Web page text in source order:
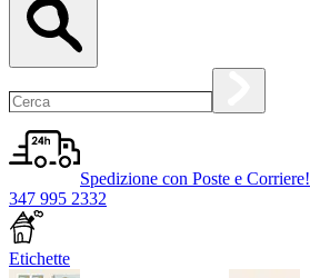
Spedizione con Poste e Corriere!
347 995 2332
Etichette